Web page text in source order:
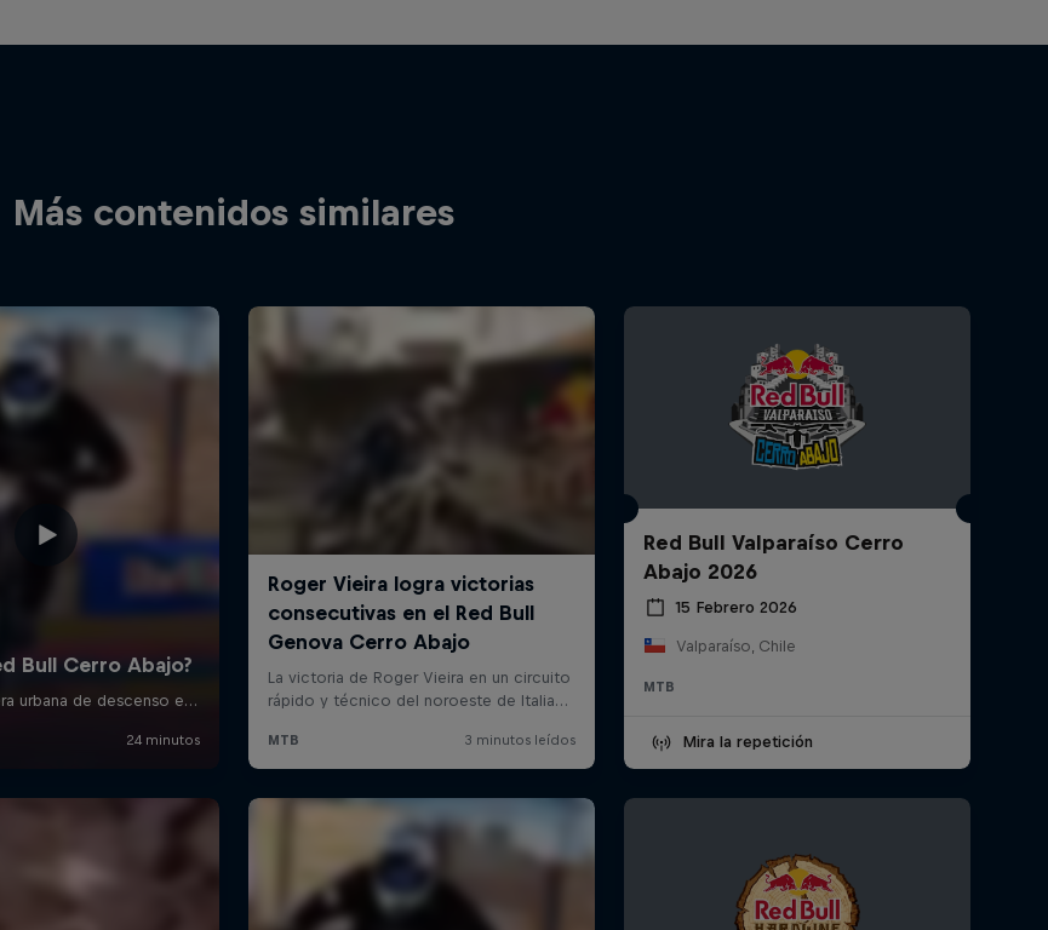
Más contenidos similares
Red Bull Valparaíso Cerro
Abajo 2026
15 Febrero 2026
Valparaíso, Chile
MTB
Mira la repetición